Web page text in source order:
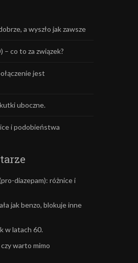
a wyszło jak zawsze
co to za związek?
jest
uboczne.
i podobieństwa
diazepam): różnice i
jak benzo, blokuje inne
w latach 60.
warto mimo